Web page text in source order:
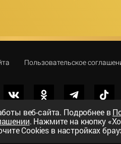
Пользовательское
веб-сайта. Подробнее в
. Нажмите на кнопку
Cookies в настройках